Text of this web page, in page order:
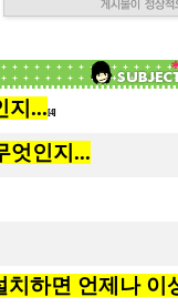
지... [4]
엇인지...
치하면 언제나 이